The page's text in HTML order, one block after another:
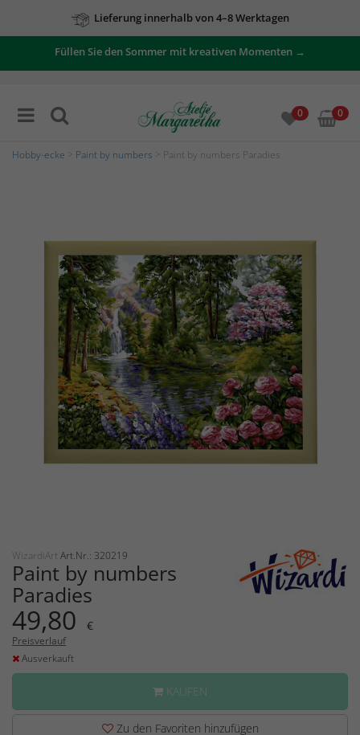
Lieferung innerhalb von 4–8 Werktagen
Füllen Sie den Sommer mit kreativen Momenten →
0 0
Hobby-ecke Paint by numbers > Paint by numbers Paradies
WizardiArt Art.Nr.: 320219
Paint by numbers
Paradies
49,80 €
Preisverlauf
Ausverkauft
KAUFEN
Zu den Favoriten hinzufügen